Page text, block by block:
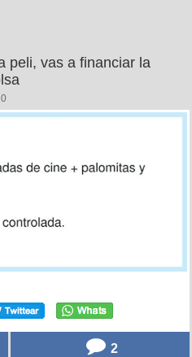
peli, vas a financiar la
2